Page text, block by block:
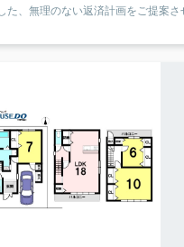
た、無理のない返済計画をご提案さ